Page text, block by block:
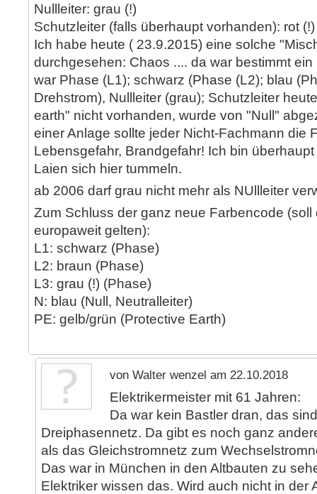
Nullleiter: grau (!)
Schutzleiter (falls überhaupt vorhanden): rot (!)
Ich habe heute ( 23.9.2015) eine solche
durchgesehen: Chaos .... da war bestimmt
war Phase (L1); schwarz (Phase (L2); blau
Drehstrom), Nullleiter (grau); Schutzleiter
earth" nicht vorhanden, wurde von "Null"
einer Anlage sollte jeder Nicht-Fachmann die
Lebensgefahr, Brandgefahr! Ich bin
Laien sich hier tummeln.
ab 2006 darf grau nicht mehr als NUllleiter
Zum Schluss der ganz neue Farbencode (soll
europaweit gelten):
L1: schwarz (Phase)
L2: braun (Phase)
L3: grau (!) (Phase)
N: blau (Null, Neutralleiter)
PE: gelb/grün (Protective Earth)
von Walter wenzel am 22.10.2018
Elektrikermeister mit 61 Jahren:
Da war kein Bastler dran, das
Dreiphasennetz. Da gibt es noch ganz
als das Gleichstromnetz zum
Das war in München in den Altbauten zu
Elektriker wissen das. Wird auch nicht in der